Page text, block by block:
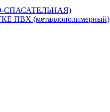
СПАСАТЕЛЬНАЯ)
(металлополимерный)